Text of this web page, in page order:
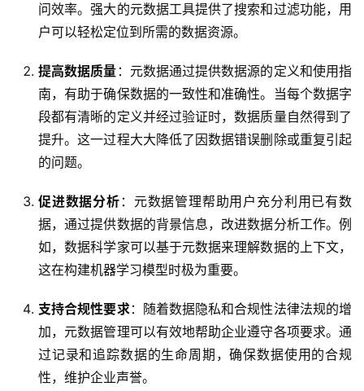
问效率。强大的元数据工具提供了搜索和过滤功能，用
户可以轻松定位到所需的数据资源。
提高数据质量 ：元数据通过提供数据源的定义和使用指
南，有助于确保数据的一致性和准确性。当每个数据字
段都有清晰的定义并经过验证时，数据质量自然得到了
提升。这一过程大大降低了因数据错误删除或重复引起
的问题。
促进数据分析 ：元数据管理帮助用户充分利用已有数
据，通过提供数据的背景信息，改进数据分析工作。例
如，数据科学家可以基于元数据来理解数据的上下文，
这在构建机器学习模型时极为重要。
支持合规性要求：随着数据隐私和合规性法律法规的增
加，元数据管理可以有效地帮助企业遵守各项要求。通
过记录和追踪数据的生命周期，确保数据使用的合规
性，维护企业声誉。